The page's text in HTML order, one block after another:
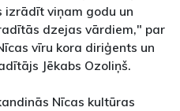
izrādīt viņam godu un
dzejas vārdiem," par
vīru kora diriģents un
Jēkabs Ozoliņš.
Nīcas kultūras